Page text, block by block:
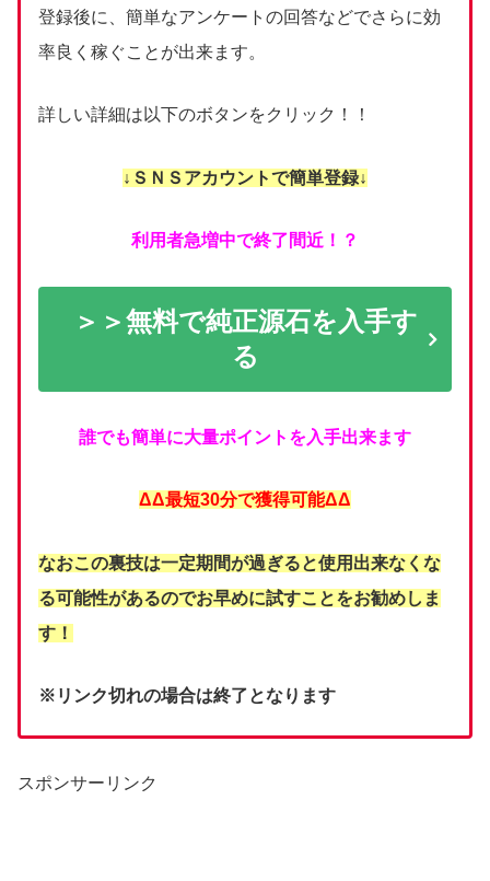
登録後に、簡単なアンケートの回答などでさらに効
率良く稼ぐことが出来ます。
詳しい詳細は以下のボタンをクリック！！
↓ＳＮＳアカウントで簡単登録↓
利用者急増中で終了間近！？
＞＞無料で純正源石を入手す
る
誰でも簡単に大量ポイントを入手出来ます
ΔΔ最短30分で獲得可能ΔΔ
なおこの裏技は一定期間が過ぎると使用出来なくな
る可能性があるのでお早めに試すことをお勧めしま
す！
※リンク切れの場合は終了となります
スポンサーリンク